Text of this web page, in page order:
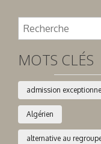
MOTS CLÉS
admission
Algérien
alternative au